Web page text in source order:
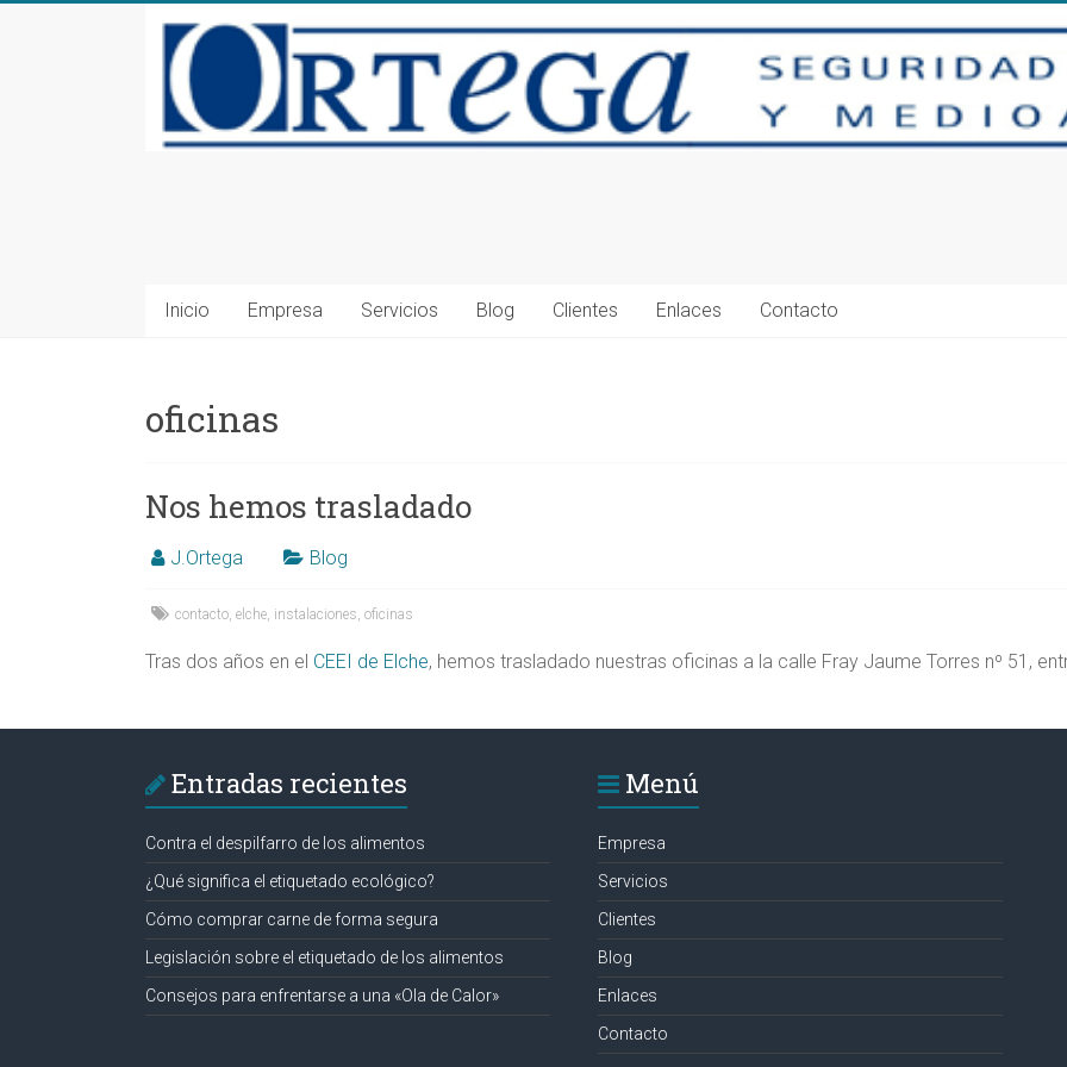
Seguridad
y
Medioambiente
en
Alicante,
Elche,
Ortega
Inicio Empresa Servicios Blog Clientes Enlaces Contacto
oficinas
Nos hemos trasladado
J.Ortega Blog
contacto, elche, instalaciones, oficinas
Tras dos años en el CEEI de Elche, hemos trasladado nuestras oficinas a la calle Fray Jaume Torres nº 51,
Entradas recientes
Contra el despilfarro de los alimentos
¿Qué significa el etiquetado ecológico?
Cómo comprar carne de forma segura
Legislación sobre el etiquetado de los alimentos
Consejos para enfrentarse a una «Ola de Calor»
Menú
Empresa
Servicios
Clientes
Blog
Enlaces
Contacto